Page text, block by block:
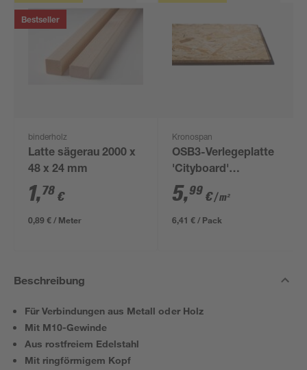
Bestseller
binderholz
Latte sägerau 2000 x
48 x 24 mm
1,78 €
0,89 € / Meter
Kronospan
OSB3-Verlegeplatte
'Cityboard'
ungeschliffen 1690 x
634 x 12 mm
5,99 €/ m²
6,41 € / Pack
Beschreibung
Für Verbindungen aus Metall oder Holz
Mit M10-Gewinde
Aus rostfreiem Edelstahl
Mit ringförmigem Kopf